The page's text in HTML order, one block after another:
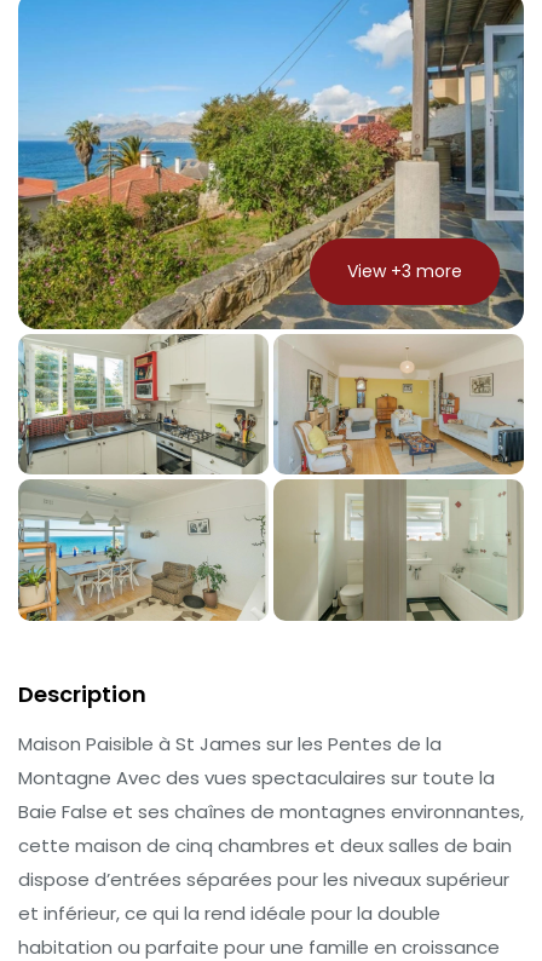
View +3 more
Description
Maison Paisible à St James sur les Pentes de la
Montagne Avec des vues spectaculaires sur toute la
Baie False et ses chaînes de montagnes environnantes,
cette maison de cinq chambres et deux salles de bain
dispose d’entrées séparées pour les niveaux supérieur
et inférieur, ce qui la rend idéale pour la double
habitation ou parfaite pour une famille en croissance